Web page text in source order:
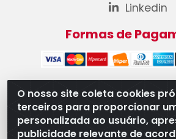
O nosso site coleta cookies
terceiros para proporcionar
personalizada ao usuário,
publicidade relevante de
Linkedin
Formas de
WB Componentes Automotivos
08.528.393/0001-12 - Rua do
Oeste Industrial, Goiânia/GO -